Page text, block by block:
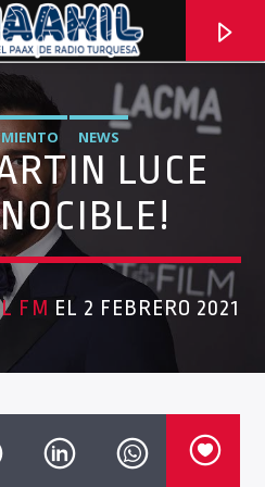
NEWS
LUCE
FM EL 2 FEBRERO 2021